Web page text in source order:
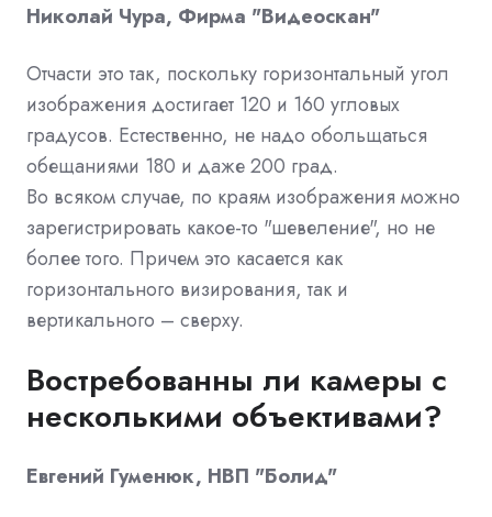
Николай Чура, Фирма "Видеоскан"
Отчасти это так, поскольку горизонтальный угол
изображения достигает 120 и 160 угловых
градусов. Естественно, не надо обольщаться
обещаниями 180 и даже 200 град.
Во всяком случае, по краям изображения можно
зарегистрировать какое-то "шевеление", но не
более того. Причем это касается как
горизонтального визирования, так и
вертикального – сверху.
Востребованны ли камеры с
несколькими объективами?
Евгений Гуменюк, НВП "Болид"